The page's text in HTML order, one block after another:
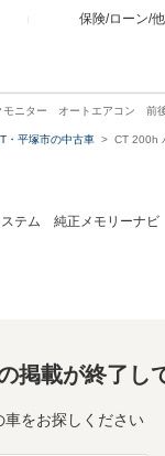
保険/ローン/他
ニター オートエアコン 前
・平塚市の中古車 CT 200h
ステム 純正メモリー
掲載が終了し
をお探しください